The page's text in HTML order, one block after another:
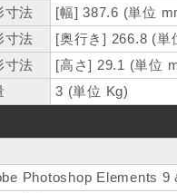
寸法
[幅] 387.6 (単位
寸法
[奥行き] 266.8 (単
寸法
[高さ] 29.1 (単位
3 (単位 Kg)
Photoshop Elements 9